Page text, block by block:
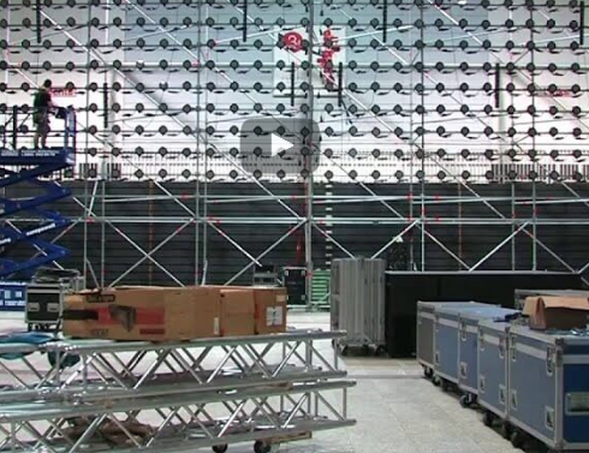
Vorderrad
1.86 m
4 km/h
ja
2.2 m
10 m
3 kW
0.90 m
2,27 x 1,12 m
27.06 kg/cm²